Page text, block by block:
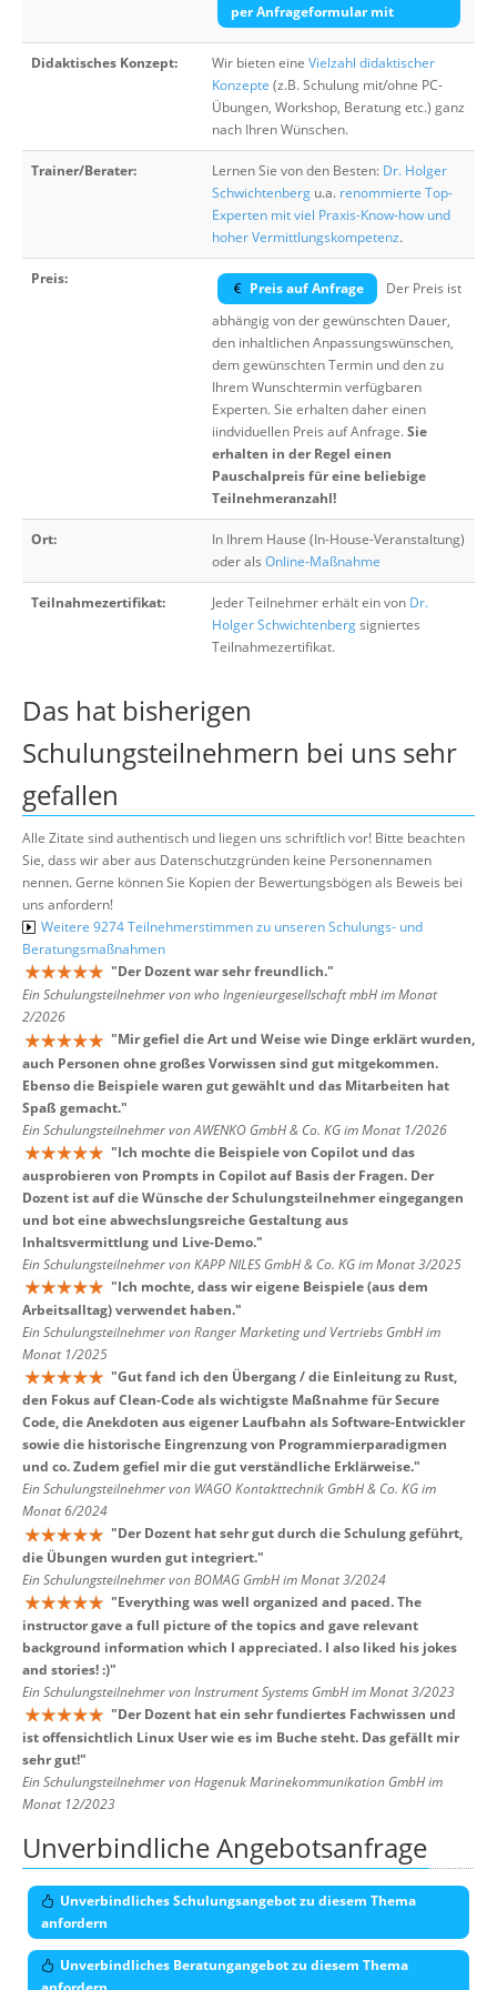
per Anfrageformular mit
Didaktisches Konzept: Wir bieten eine Vielzahl didaktischer
Konzepte (z.B. Schulung mit/ohne PC-
Übungen, Workshop, Beratung etc.) ganz
nach Ihren Wünschen.
Trainer/Berater: Lernen Sie von den Besten: Dr. Holger
Schwichtenberg u.a. renommierte Top-
Experten mit viel Praxis-Know-how und
hoher Vermittlungskompetenz.
Preis:
Preis auf Anfrage
Der Preis ist
abhängig von der gewünschten Dauer,
den inhaltlichen Anpassungswünschen,
dem gewünschten Termin und den zu
Ihrem Wunschtermin verfügbaren
Experten. Sie erhalten daher einen
iindviduellen Preis auf Anfrage.Sie
erhalten in der Regel einen
Pauschalpreis für eine beliebige
Teilnehmeranzahl!
Ort:
In Ihrem Hause (In-House-Veranstaltung)
oder als Online-Maßnahme
Teilnahmezertifikat: Jeder Teilnehmer erhält ein von Dr.
Holger Schwichtenbergsigniertes
Teilnahmezertifikat.
Das hat bisherigen
Schulungsteilnehmern bei uns sehr
gefallen
Alle Zitate sind authentisch und liegen uns schriftlich vor! Bitte beachten
Sie, dass wir aber aus Datenschutzgründen keine Personennamen
nennen. Gerne können Sie Kopien der Bewertungsbögen als Beweis bei
uns anfordern!
Weitere 9274 Teilnehmerstimmen zu unseren Schulungs- und
Beratungsmaßnahmen
"Der Dozent war sehr freundlich."
Ein Schulungsteilnehmer von who Ingenieurgesellschaft mbH im Monat
2/2026
"Mir gefiel die Art und Weise wie Dinge erklärt wurden,
auch Personen ohne großes Vorwissen sind gut mitgekommen.
Ebenso die Beispiele waren gut gewählt und das Mitarbeiten hat
Spaß gemacht."
Ein Schulungsteilnehmer von AWENKO GmbH & Co. KG im Monat 1/2026
"Ich mochte die Beispiele von Copilot und das
ausprobieren von Prompts in Copilot auf Basis der Fragen. Der
Dozent ist auf die Wünsche der Schulungsteilnehmer eingegangen
und bot eine abwechslungsreiche Gestaltung aus
Inhaltsvermittlung und Live-Demo."
Ein Schulungsteilnehmer von KAPP NILES GmbH & Co. KG im Monat 3/2025
"Ich mochte, dass wir eigene Beispiele (aus dem
Arbeitsalltag) verwendet haben."
Ein Schulungsteilnehmer von Ranger Marketing und Vertriebs GmbH im
Monat 1/2025
"Gut fand ich den Übergang / die Einleitung zu Rust,
den Fokus auf Clean-Code als wichtigste Maßnahme für Secure
Code, die Anekdoten aus eigener Laufbahn als Software-Entwickler
sowie die historische Eingrenzung von Programmierparadigmen
und co. Zudem gefiel mir die gut verständliche Erklärweise."
Ein Schulungsteilnehmer von WAGO Kontakttechnik GmbH & Co. KG im
Monat 6/2024
"Der Dozent hat sehr gut durch die Schulung geführt,
die Übungen wurden gut integriert."
Ein Schulungsteilnehmer von BOMAG GmbH im Monat 3/2024
"Everything was well organized and paced. The
instructor gave a full picture of the topics and gave relevant
background information which I appreciated. I also liked his jokes
and stories! :)"
Ein Schulungsteilnehmer von Instrument Systems GmbH im Monat 3/2023
"Der Dozent hat ein sehr fundiertes Fachwissen und
ist offensichtlich Linux User wie es im Buche steht. Das gefällt mir
sehr gut!"
Ein Schulungsteilnehmer von Hagenuk Marinekommunikation GmbH im
Monat 12/2023
Unverbindliche Angebotsanfrage
Unverbindliches Schulungsangebot zu diesem Thema
anfordern
Unverbindliches Beratungangebot zu diesem Thema